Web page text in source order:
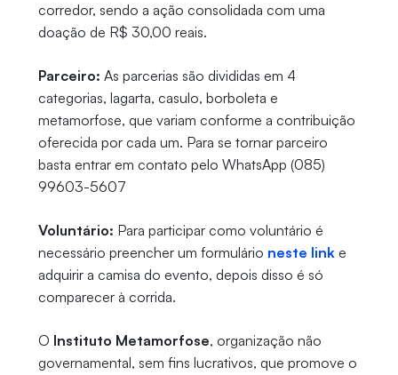
corredor, sendo a ação consolidada com uma
doação de R$ 30,00 reais.
Parceiro: As parcerias são divididas em 4
categorias, lagarta, casulo, borboleta e
metamorfose, que variam conforme a contribuição
oferecida por cada um. Para se tornar parceiro
basta entrar em contato pelo WhatsApp (085)
99603-5607
Voluntário: Para participar como voluntário é
necessário preencher um formulário neste link e
adquirir a camisa do evento, depois disso é só
comparecer à corrida.
O Instituto Metamorfose, organização não
governamental, sem fins lucrativos, que promove o